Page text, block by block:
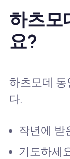
하츠모
요?
하츠모데 동
다.
작년에 받
기도하세